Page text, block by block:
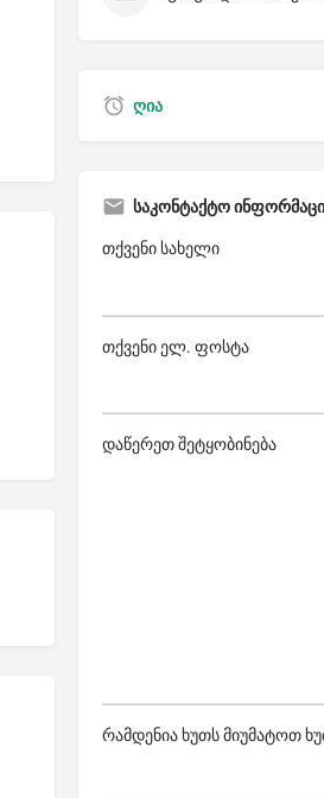
ღია
საკონტაქტო
თქვენი სახელი
თქვენი ელ. ფოსტა
დაწერეთ შეტყობინება
რამდენია ხუთს მიუმატოთ